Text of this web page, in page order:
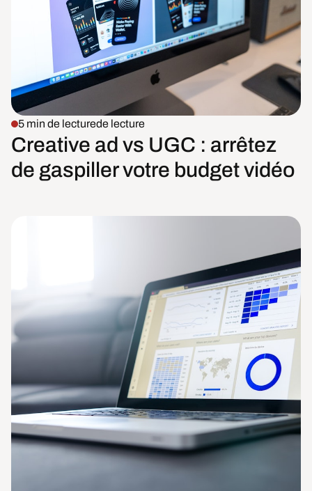
5 min de lecturede lecture
Creative ad vs UGC : arrêtez
de gaspiller votre budget vidéo